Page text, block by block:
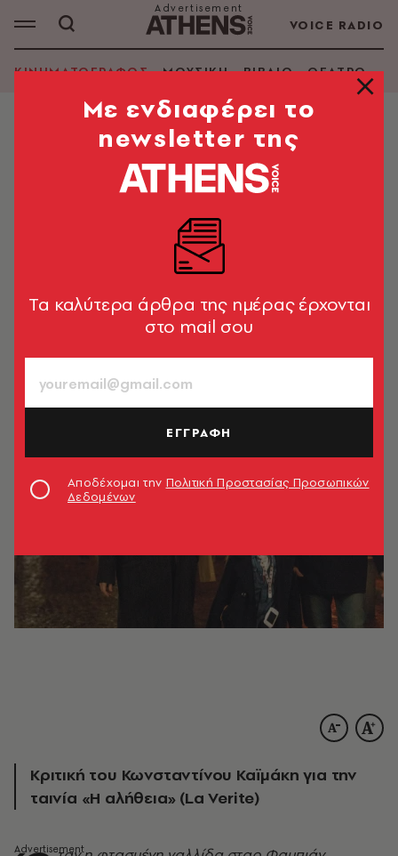
VOICE RADIO
ΚΙΝΗΜΑΤΟΓΡΑΦΟΣ ΜΟΥΣΙΚΗ ΒΙΒΛΙΟ ΘΕΑΤΡΟ -
ΚΙΝΗΜΑΤΟΓΡΑΦΟΣ
Κριτική ταινίας: Η αλήθεια (La
Ο ιάπωνας δημιουργός του «Κλέφτες καταστημάτων»
Κωνσταντίνος Καϊμάκης
Κριτική του Κωνσταντίνου Καϊμάκη για την
ταινία «Η αλήθεια» (La Verite)
Mε ενδιαφέρει το
newsletter της
Tα καλύτερα άρθρα της ημέρας έρχονται
στο mail σου
ΕΓΓΡΑΦΗ
Αποδέχομαι την Πολιτική Προστασίας Προσωπικών
Δεδομένων